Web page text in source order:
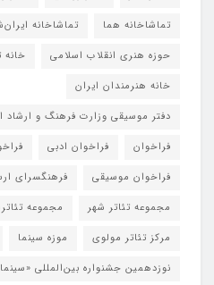
تماشاخانه هما
تماشاخانه‌
حوزه هنری انقلاب اسلامی
خانه
خانه هنرمندان ایران
دفتر موسیقی وزارت فرهنگ و ارشاد
فراخوان
فراخوان ادبی
فراخوان موسیقی
فرهنگسرای
مجموعه تئاتر شهر
مجموعه
مرکز تئاتر مولوی
موزه سینما
نوزدهمین جشنواره بین‌المللی